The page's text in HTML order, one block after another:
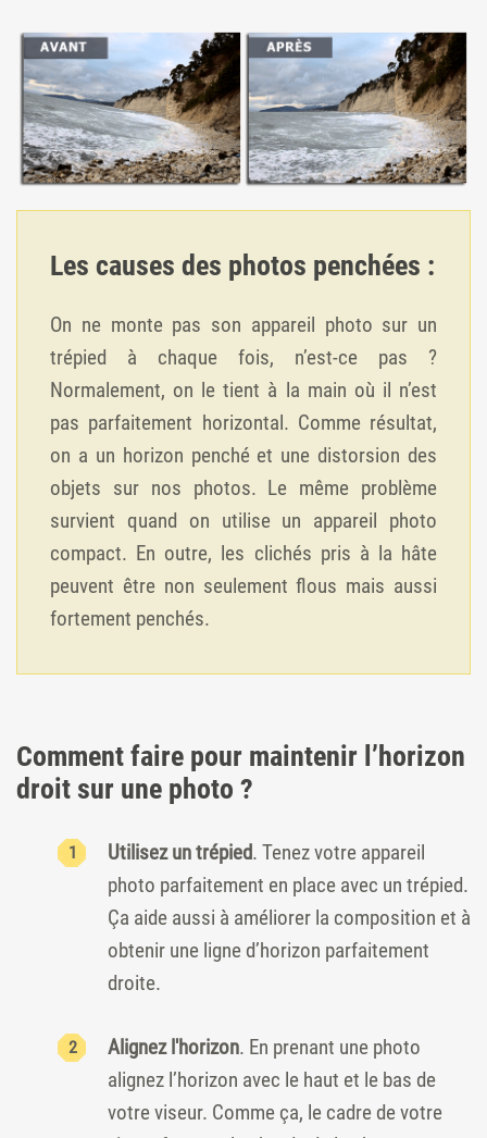
Les causes des photos penchées :
On ne monte pas son appareil photo sur un
trépied à chaque fois, n’est-ce pas ?
Normalement, on le tient à la main où il n’est
pas parfaitement horizontal. Comme résultat,
on a un horizon penché et une distorsion des
objets sur nos photos. Le même problème
survient quand on utilise un appareil photo
compact. En outre, les clichés pris à la hâte
peuvent être non seulement flous mais aussi
fortement penchés.
Comment faire pour maintenir l’horizon
droit sur une photo ?
Utilisez un trépied. Tenez votre appareil
photo parfaitement en place avec un trépied.
Ça aide aussi à améliorer la composition et à
obtenir une ligne d’horizon parfaitement
droite.
Alignez l'horizon. En prenant une photo
alignez l’horizon avec le haut et le bas de
votre viseur. Comme ça, le cadre de votre